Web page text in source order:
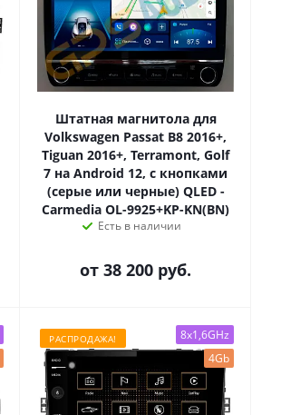
Штатная магнитола для
Volkswagen Passat B8 2016+,
Tiguan 2016+, Terramont, Golf
7 на Android 12, с кнопками
(серые или черные) QLED -
Carmedia OL-9925+KP-KN(BN)
Есть в наличии
от 38 200 руб.
РАСПРОДАЖА!
8x1,6GHz
4Gb